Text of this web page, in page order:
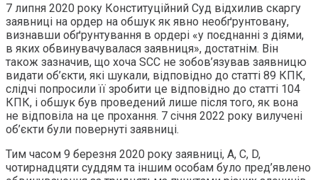
7 липня 2020 року Конституційний Суд відхилив скаргу
заявниці на ордер на обшук як явно необґрунтовану,
визнавши обґрунтування в ордері «у поєднанні з діями,
в яких обвинувачувалася заявниця», достатнім. Він
також зазначив, що хоча SCC не зобов’язував заявницю
видати об’єкти, які шукали, відповідно до статті 89 КПК,
слідчі попросили її зробити це відповідно до статті 104
КПК, і обшук був проведений лише після того, як вона
не відповіла на це прохання. 7 січня 2022 року вилучені
об’єкти були повернуті заявниці.
Тим часом 9 березня 2020 року заявниці, A, С, D,
чотирнадцяти суддям та іншим особам було пред’явлено